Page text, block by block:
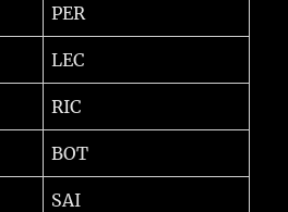
PER
LEC
RIC
BOT
SAI